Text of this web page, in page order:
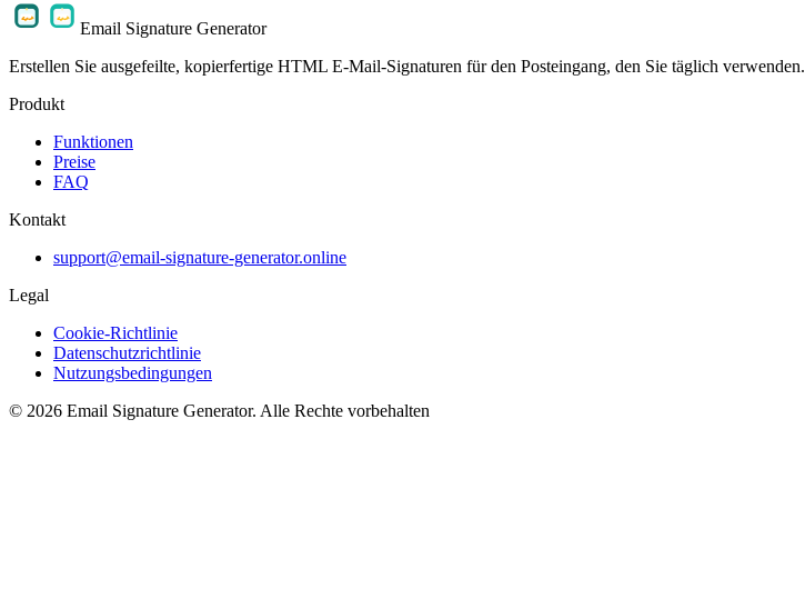
Email Signature Generator
Erstellen Sie ausgefeilte, kopierfertige HTML E-Mail-Signaturen für den Posteingang, den Sie täglich verwenden.
Produkt
Funktionen
Preise
FAQ
Kontakt
support@email-signature-generator.online
Legal
Cookie-Richtlinie
Datenschutzrichtlinie
Nutzungsbedingungen
© 2026 Email Signature Generator. Alle Rechte vorbehalten